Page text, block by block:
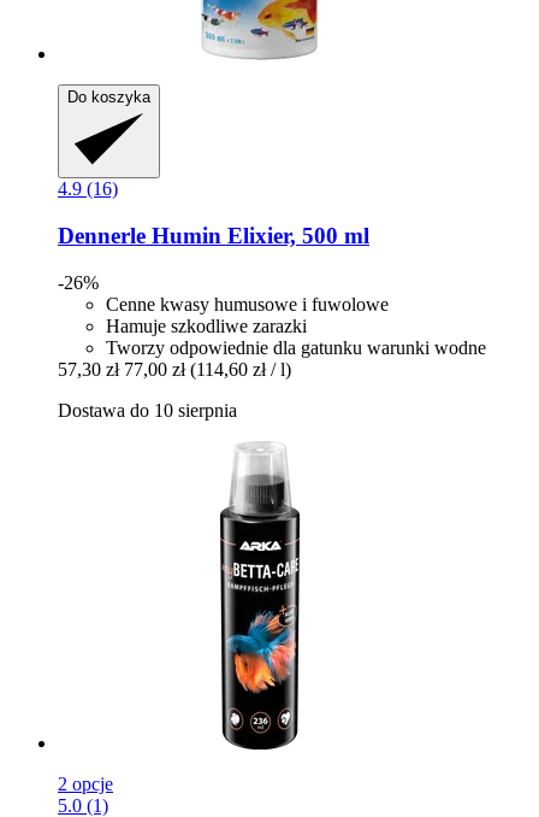
Do koszyka
4.9 (16)
Dennerle Humin Elixier, 500 ml
-26%
Cenne kwasy humusowe i fuwolowe
Hamuje szkodliwe zarazki
Tworzy odpowiednie dla gatunku warunki wodne
57,30 zł 77,00 zł (114,60 zł / l)
Dostawa do 10 sierpnia
2 opcje
5.0 (1)